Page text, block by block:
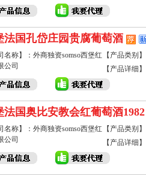
法国孔岱庄园贵腐葡萄酒
名称】：外商独资somso西堡红
公司
【产品类别
【产品详细
法国奥比安教会红葡萄酒1982
名称】：外商独资somso西堡红
公司
【产品类别
【产品详细